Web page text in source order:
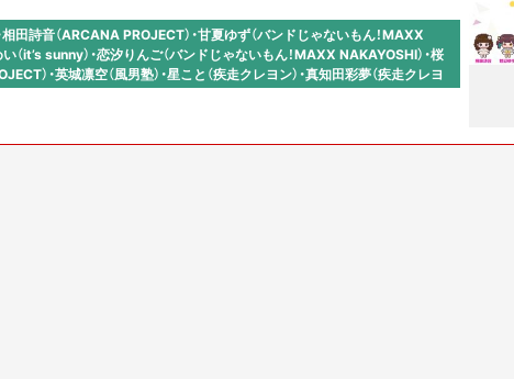
相田詩音（ARCANA PROJECT）・甘夏ゆず（バンドじゃないもん！MAXX
（it’s sunny）・恋汐りんご（バンドじゃないもん！MAXX NAKAYOSHI）・桜
）・英城凛空（風男塾）・星こと（疾走クレヨン）・真知田彩夢（疾走クレヨ